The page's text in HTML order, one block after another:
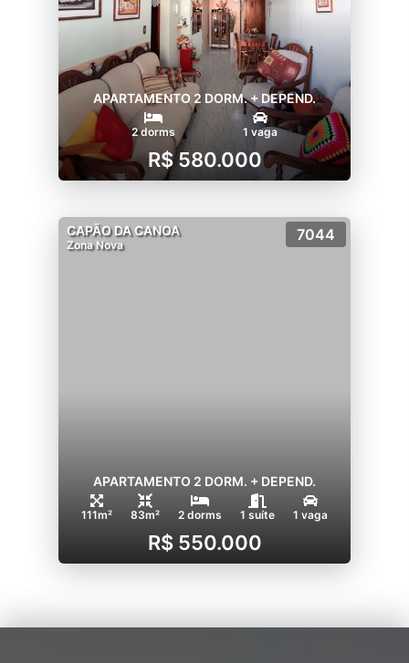
APARTAMENTO 2 DORM. + DEPEND.
2 dorms 1 vaga
R$ 580.000
CAPÃO DA CANOA
Zona Nova
7044
APARTAMENTO 2 DORM. + DEPEND.
111m² 83m² 2 dorms 1 suíte 1 vaga
R$ 550.000